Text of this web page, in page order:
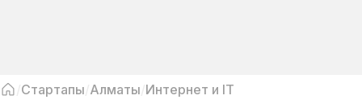
Стартапы Алматы Интернет и IT